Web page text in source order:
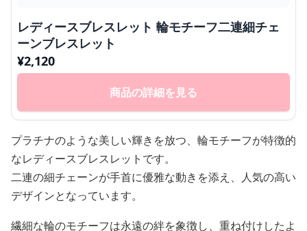
レディースブレスレット 輪モチーフ二連細チェ
ーンブレスレット
¥2,120
商品の詳細を見る
プラチナのような美しい輝きを放つ、輪モチーフが特徴的
なレディースブレスレットです。
二連の細チェーンが手首に優雅な動きを添え、人気の高い
デザインとなっています。
繊細な輪のモチーフは永遠の絆を象徴し、重ね付けしたよ